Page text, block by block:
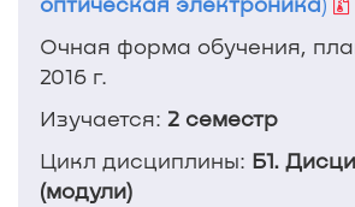
Очная форма обучения,
2016 г.
Изучается: 2 семестр
Цикл дисциплины: Б1.
(модули)